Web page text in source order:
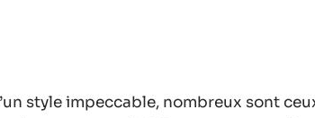
style impeccable, nombreux sont